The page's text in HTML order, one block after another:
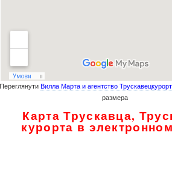
Переглянути Вилла Марта и агентство Трускавецкурорт
размера
Карта Трускавца,
курорта в